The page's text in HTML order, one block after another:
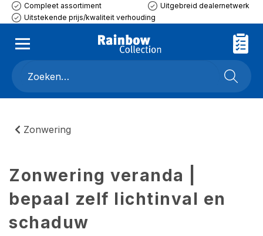
Compleet assortiment
Uitgebreid dealernetwerk
Uitstekende prijs/kwaliteit verhouding
Zonwering
Zonwering veranda |
bepaal zelf lichtinval en
schaduw